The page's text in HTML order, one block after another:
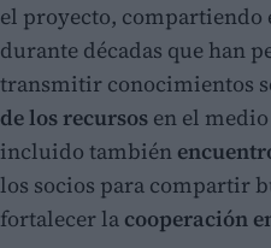
el proyecto, compartiendo
durante décadas que han
transmitir conocimientos
de los recursos en el
incluido también
los socios para compartir
fortalecer la cooperación